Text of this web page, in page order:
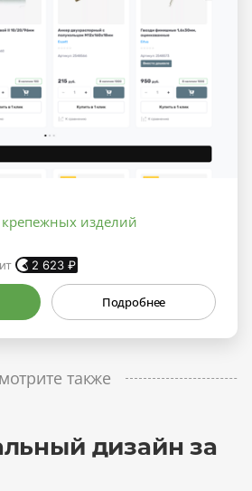
изделий
2 623₽
Подробнее
также
дизайн за